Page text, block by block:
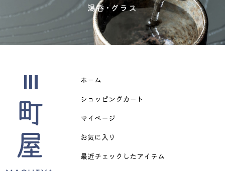
湯呑･グラス
ホーム
ショッピングカート
マイページ
お気に入り
最近チェックしたアイテム